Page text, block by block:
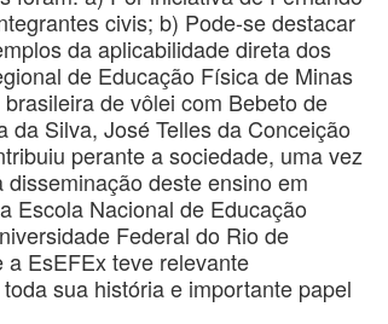
civis; b) Pode-se destacar
da aplicabilidade direta dos
de Educação Física de Minas
de vôlei com Bebeto de
Silva, José Telles da Conceição
perante a sociedade, uma vez
deste ensino em
Escola Nacional de Educação
Federal do Rio de
EsEFEx teve relevante
sua história e importante papel